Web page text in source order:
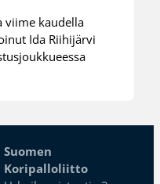
viime kaudella
Ida Riihijärvi
Suomen
Koripalloliitto